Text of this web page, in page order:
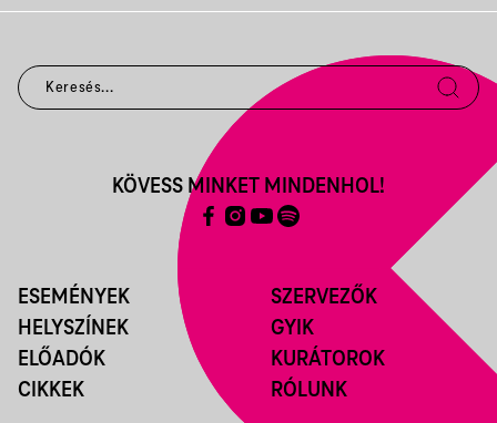
ESEMÉNYEK
HELYSZÍNEK
ELŐADÓK
CIKKEK
SZERVEZŐK
GYIK
KURÁTOROK
RÓLUNK
KÖVESS MINKET MINDENHOL!